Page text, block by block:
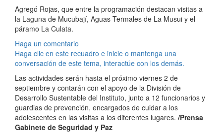
Agregó Rojas, que entre la programación destacan visitas a
la Laguna de Mucubají, Aguas Termales de La Musui y el
páramo La Culata.
Haga un comentario
Haga clic en este recuadro e inicie o mantenga una
conversación de este tema, interactúe con los demás.
Las actividades serán hasta el próximo viernes 2 de
septiembre y contarán con el apoyo de la División de
Desarrollo Sustentable del Instituto, junto a 12 funcionarios y
guardias de prevención, encargados de cuidar a los
adolescentes en las visitas a los diferentes lugares. /Prensa
Gabinete de Seguridad y Paz